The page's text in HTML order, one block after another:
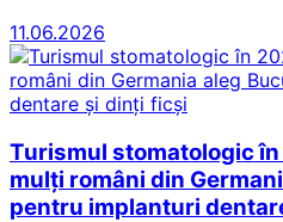
11.06.2026
Turismul stomatologic
mulți români din
pentru implanturi